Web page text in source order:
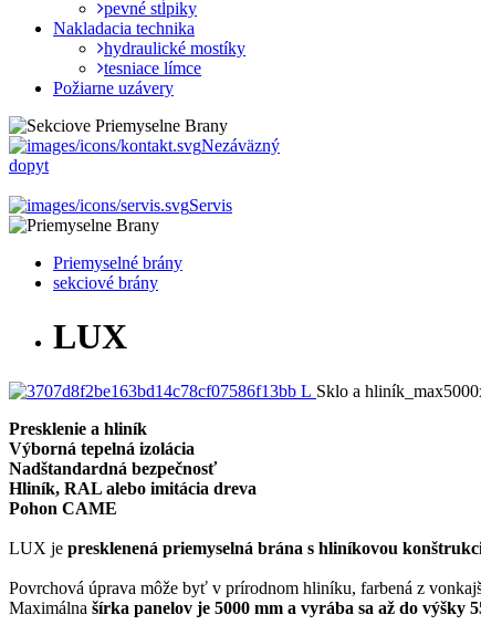
pevné stĺpiky
Nakladacia technika
hydraulické mostíky
tesniace límce
Požiarne uzávery
Nezáväzný
dopyt
Servis
Priemyselné brány
sekciové brány
LUX
Sklo a
Presklenie a hliník
Výborná tepelná izolácia
Nadštandardná bezpečnosť
Hliník, RAL alebo imitácia dreva
Pohon CAME
LUX je presklenená priemyselná brána s hliníkovou
Povrchová úprava môže byť v prírodnom hliníku, farbená z
Maximálna šírka panelov je 5000 mm a vyrába sa až do výšky